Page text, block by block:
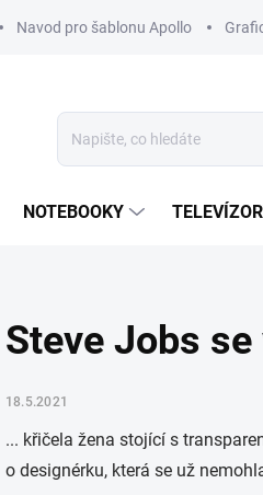
Navod pro šablonu Apollo
NOTEBOOKY
Steve Jobs
18.5.2021
... křičela žena stojící s
o designérku, která se už